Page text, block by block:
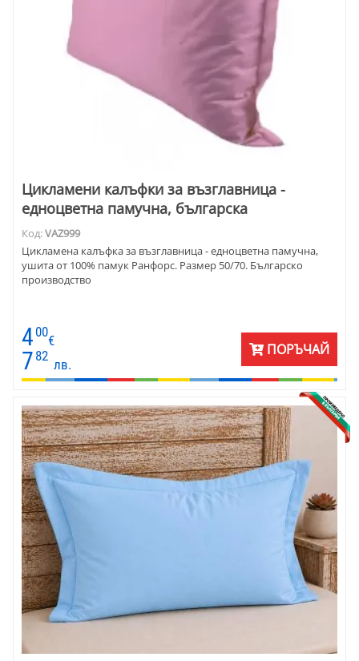
Цикламени калъфки за възглавница -
едноцветна памучна, българска
Код:VAZ999
Цикламена калъфка за възглавница - едноцветна памучна,
ушита от 100% памук Ранфорс. Размер 50/70. Българско
производство
4 00
€
7 82
лв.
ПОРЪЧАЙ